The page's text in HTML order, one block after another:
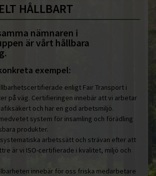
HÅLLBART
nämnaren i
är vårt hållbara
exempel:
enligt Fair Transport i
på väg. Certifieringen innebär att vi arbetar
och har en god arbetsmiljö.
system för insamling och förädling
produkter.
arbetssätt och strävan efter att
är vi ISO-certifierade i kvalitet, miljö och
innebär för oss friska medarbetare